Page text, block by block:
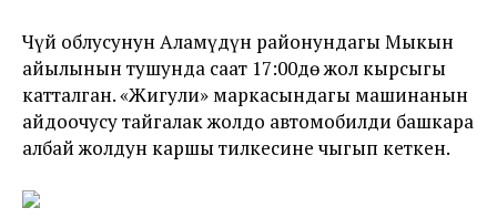
Чүй облусунун Аламүдүн районундагы Мыкын
айылынын тушунда саат 17:00дө жол кырсыгы
катталган. «Жигули» маркасындагы машинанын
айдоочусу тайгалак жолдо автомобилди башкара
албай жолдун каршы тилкесине чыгып кеткен.